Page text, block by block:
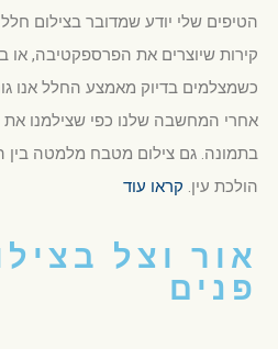
הטיפים שלי יודע שמדובר בצילום חלל
קירות שיוצרים את הפרספקטיבה, או
כשמצלמים בדיוק מאמצע החלל אנו
אחרי המחשבה שלנו כפי שצילמנו את
בתמונה. גם צילום מטבח מלמטה בין
הולכת עין. קראו עוד
אור וצל
פנים